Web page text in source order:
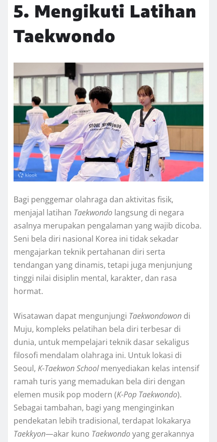
5. Mengikuti Latihan
Taekwondo
Bagi penggemar olahraga dan aktivitas fisik,
menjajal latihan Taekwondo langsung di negara
asalnya merupakan pengalaman yang wajib dicoba.
Seni bela diri nasional Korea ini tidak sekadar
mengajarkan teknik pertahanan diri serta
tendangan yang dinamis, tetapi juga menjunjung
tinggi nilai disiplin mental, karakter, dan rasa
hormat.
Wisatawan dapat mengunjungi Taekwondowon di
Muju, kompleks pelatihan bela diri terbesar di
dunia, untuk mempelajari teknik dasar sekaligus
filosofi mendalam olahraga ini. Untuk lokasi di
Seoul, K-Taekwon Schoolmenyediakan kelas intensif
ramah turis yang memadukan bela diri dengan
elemen musik pop modern (K-Pop Taekwondo).
Sebagai tambahan, bagi yang menginginkan
pendekatan lebih tradisional, terdapat lokakarya
Taekkyon—akar kuno Taekwondoyang gerakannya